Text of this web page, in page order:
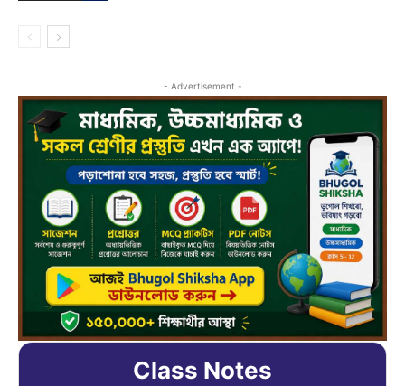
- Advertisement -
Class Notes